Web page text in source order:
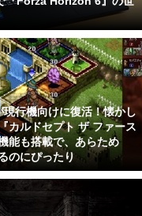
現行機向けに復活！懐かし
カルドセプト ザ ファース
能も搭載で、あらため
のにぴったり